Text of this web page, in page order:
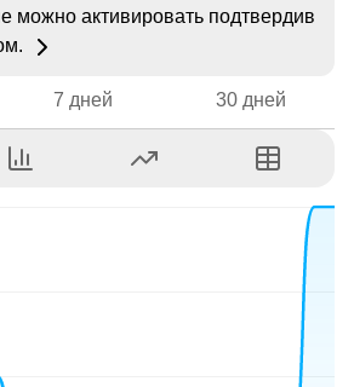
можно активировать подтвердив
7 дней 30 дней